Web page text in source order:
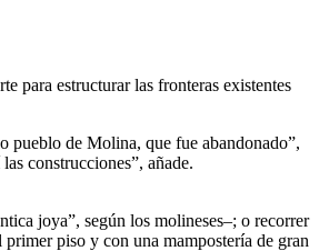
para estructurar las fronteras existentes
pueblo de Molina, que fue abandonado”,
construcciones”, añade.
joya”, según los molineses–; o recorrer
piso y con una mampostería de gran